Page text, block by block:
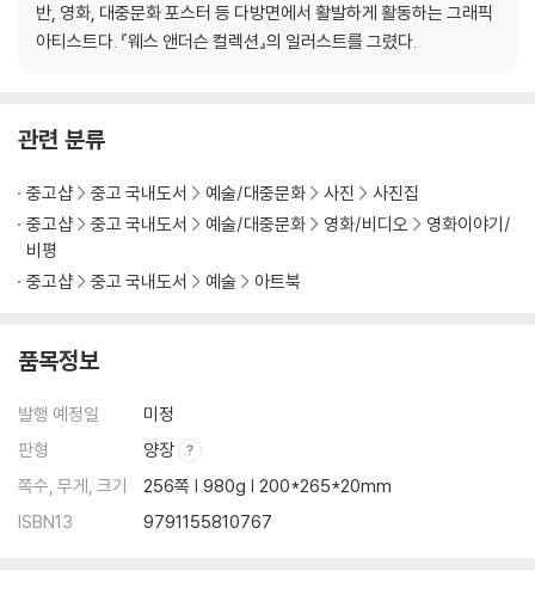
반, 영화, 대중문화 포스터 등 다방면에서 활발하게 활동하는 그래픽
아티스트다. 『웨스 앤더슨 컬렉션』의 일러스트를 그렸다.
관련 분류
중고샵 중고 국내도서 예술/대중문화 사진
사진집
중고샵
중고 국내도서 예술/대중문화 영화/비디오
영화이야기/
비평
중고샵
중고 국내도서 예술 아트북
품목정보
발행 예정일
미정
판형
양장
쪽수, 무게, 크기
256쪽 | 980g | 200*265*20mm
ISBN13
9791155810767